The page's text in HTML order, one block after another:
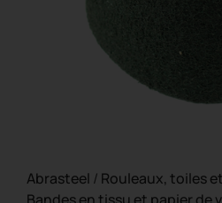
Abrasteel / Rouleaux, toiles